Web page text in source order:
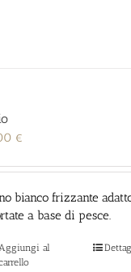
€
bianco frizzante
a base di pesce.
al